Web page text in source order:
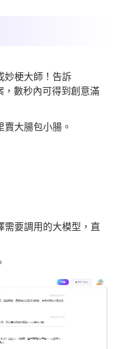
梗大師！告訴
數秒內可得到創意滿
大腸包小腸。
需要調用的大模型，直